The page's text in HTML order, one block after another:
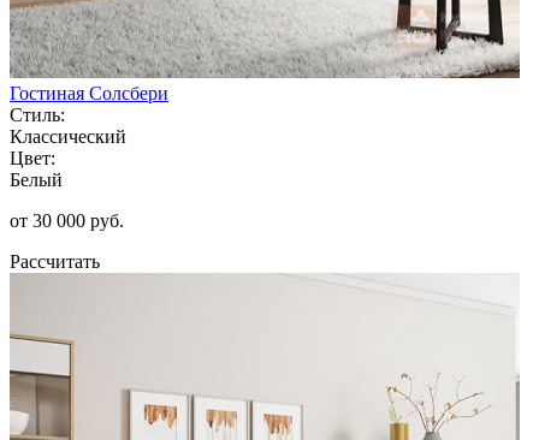
Гостиная Солсбери
Стиль:
Классический
Цвет:
Белый
от 30 000 руб.
Рассчитать